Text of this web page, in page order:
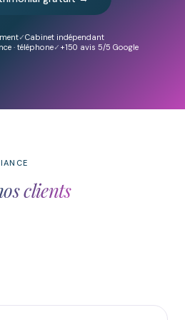
Cabinet indépendant
· téléphone
+150 avis 5/5 Google
clients